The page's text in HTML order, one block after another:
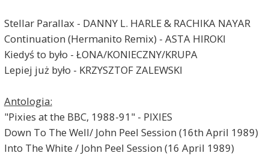
Stellar Parallax - DANNY L. HARLE & RACHIKA NAYAR
Continuation (Hermanito Remix) - ASTA HIROKI
Kiedyś to było - ŁONA/KONIECZNY/KRUPA
Lepiej już było - KRZYSZTOF ZALEWSKI
Antologia:
"Pixies at the BBC, 1988-91" - PIXIES
Down To The Well/ John Peel Session (16th April 1989)
Into The White / John Peel Session (16 April 1989)